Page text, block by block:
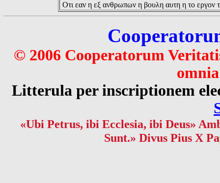
Οτι εαν η εξ ανθρωπων η βουλη αυτη η το εργον
© 2006 Cooperatorum
Litterula per inscriptionem
«Ubi Petrus, ibi Ecclesia, ibi Deus»
Sunt.» Divus Pius X